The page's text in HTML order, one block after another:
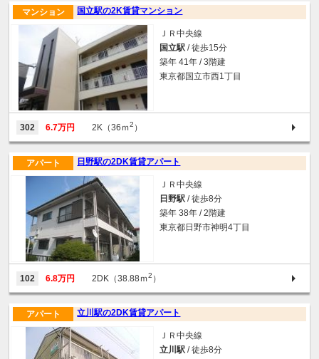
国立駅の2K賃貸マンション
マンション
ＪＲ中央線
国立駅 / 徒歩15分
築年 41年 / 3階建
東京都国立市西1丁目
302 6.7万円 2K（36ｍ2 ）
日野駅の2DK賃貸アパート
アパート
ＪＲ中央線
日野駅 / 徒歩8分
築年 38年 / 2階建
東京都日野市神明4丁目
102 6.8万円 2DK（38.88ｍ2 ）
立川駅の2DK賃貸アパート
アパート
ＪＲ中央線
立川駅 / 徒歩8分